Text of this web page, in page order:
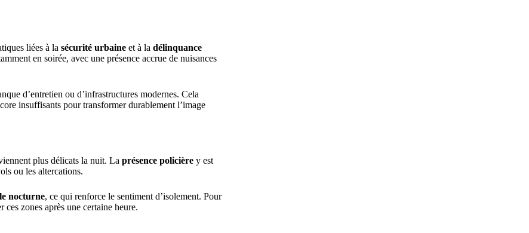
liées à la sécurité urbaine et à la délinquance
en soirée, avec une présence accrue de nuisances
d’entretien ou d’infrastructures modernes. Cela
insuffisants pour transformer durablement l’image
plus délicats la nuit. La présence policière y est
ou les altercations.
nocturne, ce qui renforce le sentiment d’isolement. Pour
zones après une certaine heure.